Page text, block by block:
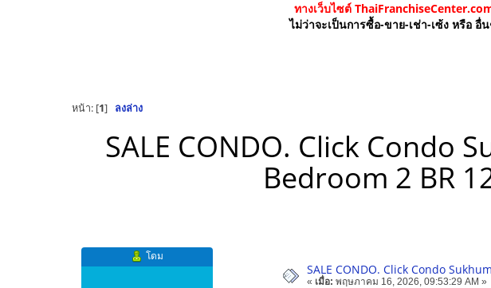
ทางเว็บไซต์
ไม่ว่าจะเป็นการซื้อ-ขาย-เช่า-เซ้ง หรือ
หน้า: [1] ลงล่าง
SALE CONDO. Click
Bedroom 2 BR
โดม
SALE CONDO. Click Condo
« เมื่อ: พฤษภาคม 16, 2026, 09:53:29 AM »